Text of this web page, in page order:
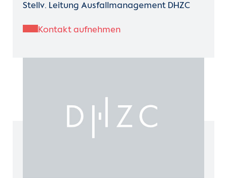
Stellv. Leitung Ausfallmanagement DHZC
Kontakt aufnehmen